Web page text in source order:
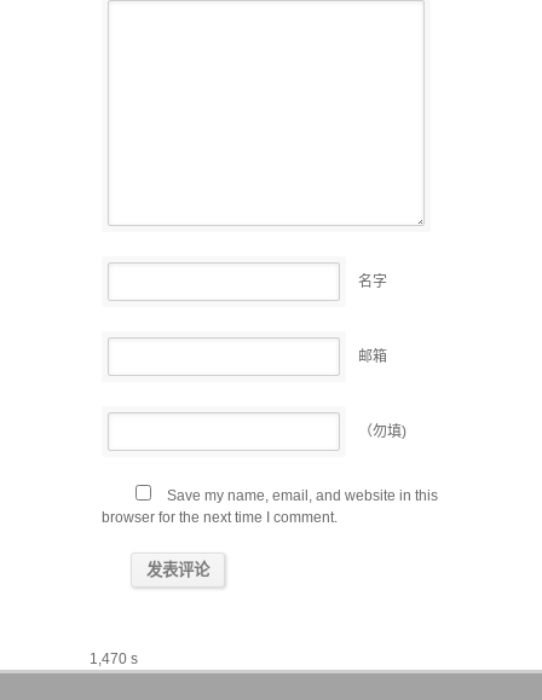
名字
邮箱
（勿填)
Save my name, email, and website in this
browser for the next time I comment.
1,470 s